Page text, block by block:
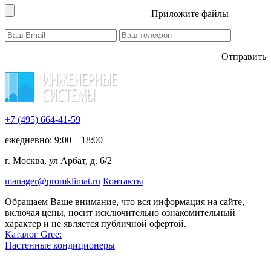
Приложите файлы
Отправить
+7 (495) 664-41-59
ежедневно: 9:00 – 18:00
г. Москва, ул Арбат, д. 6/2
manager@promklimat.ru Контакты
Обращаем Ваше внимание, что вся информация на сайте,
включая цены, носит исключительно ознакомительный
характер и не является публичной офертой.
Каталог Gree:
Настенные кондиционеры